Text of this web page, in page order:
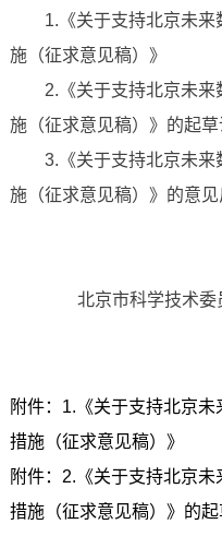
1.《关于支持北京未来
施（征求意见稿）》
2.《关于支持北京未来
施（征求意见稿）》的起草
3.《关于支持北京未来
施（征求意见稿）》的意见
北京市科学技术委
附件：1.《关于支持北京
措施（征求意见稿）》
附件：2.《关于支持北京
措施（征求意见稿）》的起